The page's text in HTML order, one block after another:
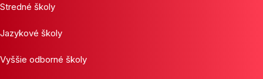
Stredné školy
Jazykové školy
Vyššie odborné školy